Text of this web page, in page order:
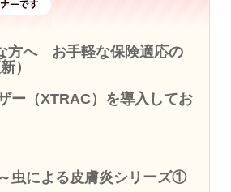
方へ お手軽な保険適応の
）
（XTRAC）を導入してお
虫による皮膚炎シリーズ①